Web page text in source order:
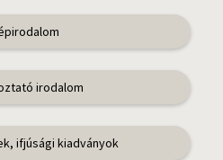
irodalom
ifjúsági kiadványok